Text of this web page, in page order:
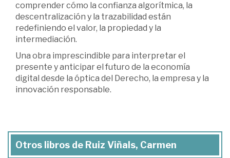
comprender cómo la confianza algorítmica, la
descentralización y la trazabilidad están
redefiniendo el valor, la propiedad y la
intermediación.
Una obra imprescindible para interpretar el
presente y anticipar el futuro de la economía
digital desde la óptica del Derecho, la empresa y la
innovación responsable.
Otros libros de Ruiz Viñals, Carmen